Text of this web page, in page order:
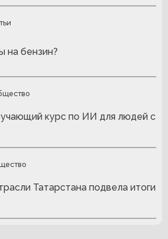
на бензин?
курс по ИИ для людей с
Татарстана подвела итоги